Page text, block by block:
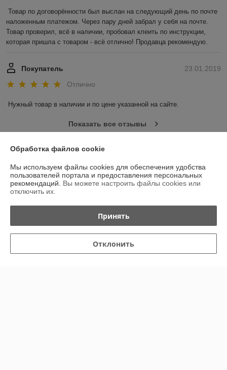
Товар по договорённости был выслан на следующий день по почте
наложенным платежом. Через пару дней забрал у себя на почте.
Товар проверил, всё в наличии, пробовал клеить по инструкции,
которая пришла с товаром - всё отлично! Продавца рекомендую.
23.01.2019
Покупатель
Отлично
Нужный товар в наличии и по цене указанной на сайте.
Показать все отзывы
Контакты
Доставка и оплата
Полная версия сайта
Обработка файлов cookie
Мы используем файлы cookies для обеспечения удобства
пользователей портала и предоставления персональных
рекомендаций. Вы можете настроить файлы cookies или
отключить их.
Принять
Отклонить